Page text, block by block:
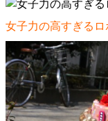
女子力の高すぎるロ